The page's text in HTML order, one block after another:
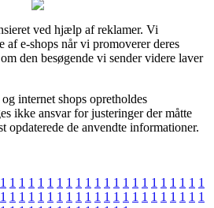
ved hjælp af reklamer. Vi
af e-shops når vi promoverer deres
den besøgende vi sender videre laver
internet shops opretholdes
ikke ansvar for justeringer der måtte
opdaterede de anvendte informationer.
1 1 1 1 1 1 1 1 1 1 1 1 1 1 1 1 1 1 1 1 1 1
1 1 1 1 1 1 1 1 1 1 1 1 1 1 1 1 1 1 1 1 1 1